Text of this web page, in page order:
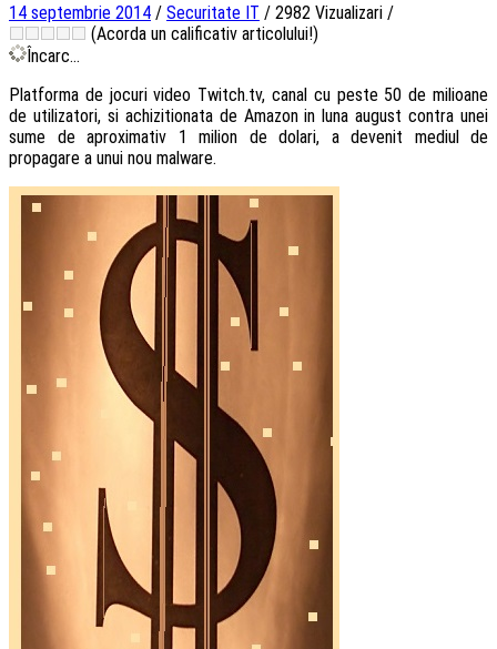
14 septembrie 2014 / Securitate IT / 2982 Vizualizari /
(Acorda un calificativ articolului!)
Încarc...
Platforma de jocuri video Twitch.tv, canal cu peste 50 de milioane
de utilizatori, si achizitionata de Amazon in luna august contra unei
sume de aproximativ 1 milion de dolari, a devenit mediul de
propagare a unui nou malware.